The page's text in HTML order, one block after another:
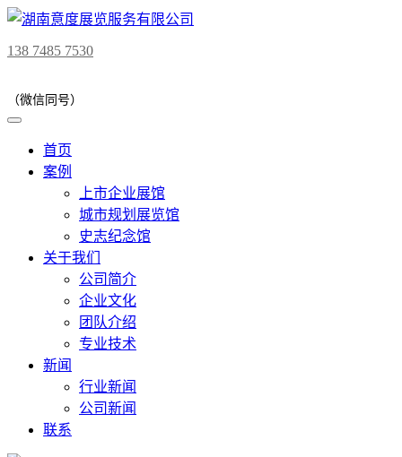
138 7485 7530
（微信同号）
首页
案例
上市企业展馆
城市规划展览馆
史志纪念馆
关于我们
公司简介
企业文化
团队介绍
专业技术
新闻
行业新闻
公司新闻
联系